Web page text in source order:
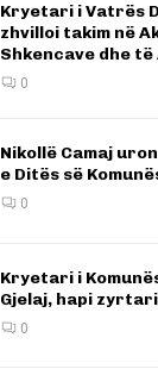
Kryetari i Vatrës
zhvilloi takim në
Shkencave dhe
0
Nikollë Camaj
e Ditës së
0
Kryetari i
Gjelaj, hapi
0